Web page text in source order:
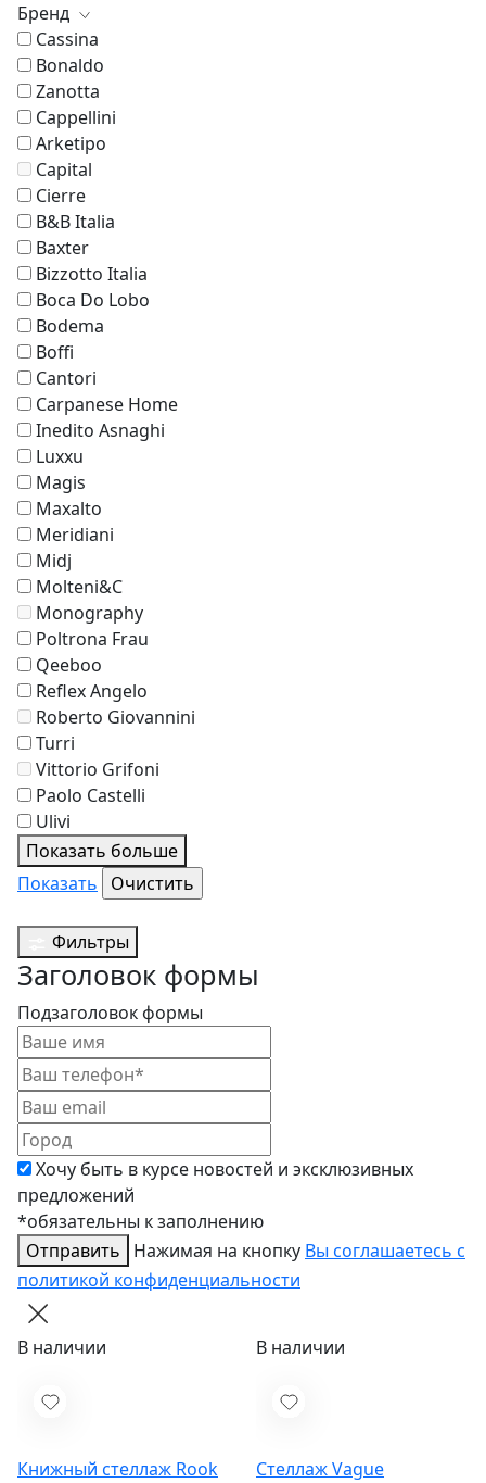
Бренд
Cassina
Bonaldo
Zanotta
Cappellini
Arketipo
Capital
Cierre
B&B Italia
Baxter
Bizzotto Italia
Boca Do Lobo
Bodema
Boffi
Cantori
Carpanese Home
Inedito Asnaghi
Luxxu
Magis
Maxalto
Meridiani
Midj
Molteni&C
Monography
Poltrona Frau
Qeeboo
Reflex Angelo
Roberto Giovannini
Turri
Vittorio Grifoni
Paolo Castelli
Ulivi
Показать больше
Показать
Фильтры
Заголовок формы
Подзаголовок формы
Хочу быть в курсе новостей и эксклюзивных
предложений
*обязательны к заполнению
Отправить
Нажимая на кнопку Вы соглашаетесь с
политикой конфиденциальности
В наличии
Книжный стеллаж Rook
В наличии
Стеллаж Vague